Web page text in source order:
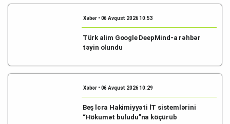
Xəbər • 06 Avqust 2026 10:53
Türk alim Google DeepMind-a rəhbər
təyin olundu
Xəbər • 06 Avqust 2026 10:29
Beş İcra Hakimiyyəti İT sistemlərini
“Hökumət buludu”na köçürüb